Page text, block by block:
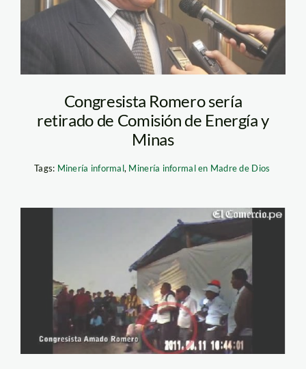
Congresista Romero sería
retirado de Comisión de Energía y
Minas
Tags: Minería informal, Minería informal en Madre de Dios